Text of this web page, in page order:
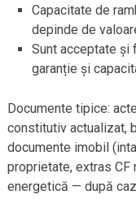
Capacitate de
depinde de
Sunt acceptate și
garanție și
Documente tipice:
constitutiv actualizat,
documente imobil
proprietate, extras
energetică — după